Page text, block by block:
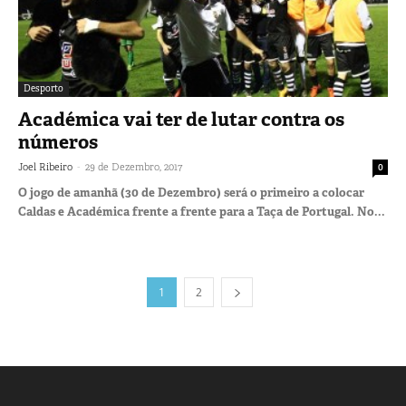
Desporto
Académica vai ter de lutar contra os
números
Joel Ribeiro - 29 de Dezembro, 2017 0
O jogo de amanhã (30 de Dezembro) será o primeiro a colocar
Caldas e Académica frente a frente para a Taça de Portugal. No...
1 2